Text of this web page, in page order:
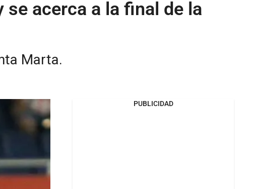
acerca a la final de la
Marta.
PUBLICIDAD